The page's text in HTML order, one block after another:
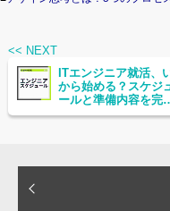
<< NEXT
ITエンジニア就活、
から始める？スケジ
ールと準備内容を完
解説！